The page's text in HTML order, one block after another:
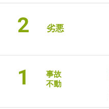
2 劣悪
1
事故
不動